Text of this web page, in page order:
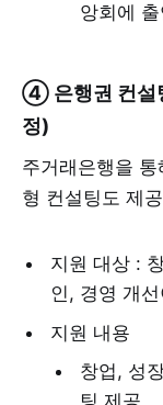
앙회에
④ 은행권 컨설
정)
주거래은행을
형 컨설팅도 제
지원 대상 :
인, 경영 개
지원 내용
창업, 성